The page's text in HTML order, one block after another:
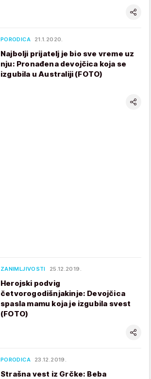
PORODICA 21.1.2020.
Najbolji prijatelj je bio sve vreme uz
nju: Pronađena devojčica koja se
izgubila u Australiji (FOTO)
ZANIMLJIVOSTI 25.12.2019.
Herojski podvig
četvorogodišnjakinje: Devojčica
spasla mamu koja je izgubila svest
(FOTO)
PORODICA 23.12.2019.
Strašna vest iz Grčke: Beba